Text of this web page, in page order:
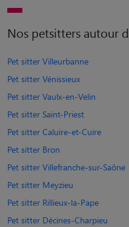
Nos petsitters autour
Pet sitter Villeurbanne
Pet sitter Vénissieux
Pet sitter Vaulx-en-Velin
Pet sitter Saint-Priest
Pet sitter Caluire-et-Cuire
Pet sitter Bron
Pet sitter Villefranche-sur-Saône
Pet sitter Meyzieu
Pet sitter Rillieux-la-Pape
Pet sitter Décines-Charpieu